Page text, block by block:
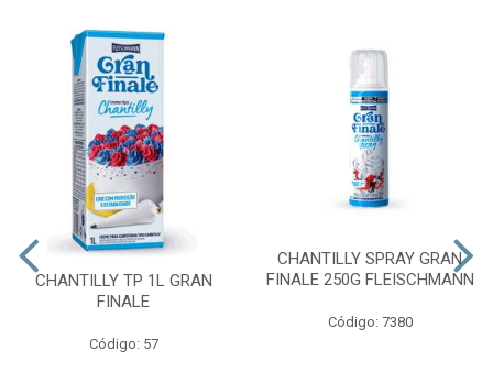
CHANTILLY TP 1L GRAN
FINALE
Código: 57
CHANTILLY SPRAY GRAN
FINALE 250G FLEISCHMANN
Código: 7380